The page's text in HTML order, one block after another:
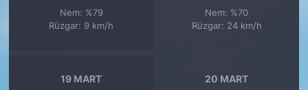
Nem: %79
Rüzgar: 9 km/h
Nem: %70
Rüzgar: 24 km/h
19 MART 20 MART